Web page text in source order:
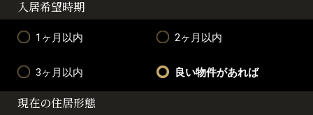
入居希望時期
1ヶ月以内 2ヶ月以内
3ヶ月以内 良い物件があれば
現在の住居形態